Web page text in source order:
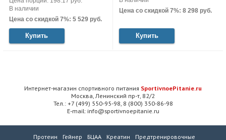
В наличии
Цена со скидкой 7%: 5 529 руб.
Купить
Цена со скидкой 7%: 8 298 руб.
Купить
Интернет-магазин спортивного питания SportivnoePitanie.ru
Москва, Ленинский пр-т, 82/2
Тел.: +7 (499) 550-95-98, 8 (800) 350-86-98
E-mail: info@sportivnoepitanie.ru
Протеин Гейнер БЦАА Креатин Предтренировочные